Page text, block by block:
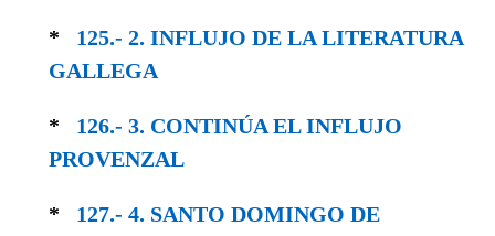
* 125.- 2. INFLUJO DE LA LITERATURA
GALLEGA
* 126.- 3. CONTINÚA EL INFLUJO
PROVENZAL
* 127.- 4. SANTO DOMINGO DE